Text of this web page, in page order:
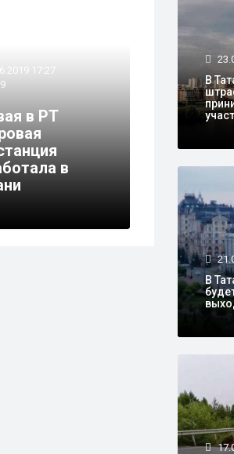
18:05
набережную Казани
на 49 лет
17:27
в РТ
в
В
В